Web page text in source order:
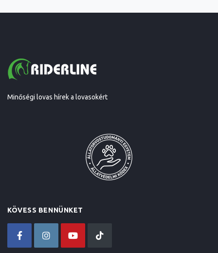
Minőségi lovas hírek a lovasokért
KÖVESS BENNÜNKET